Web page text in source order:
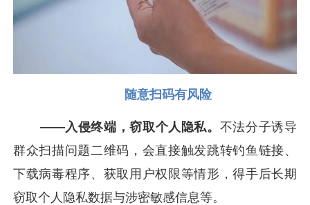
随意扫码有风险
——入侵终端，窃取个人隐私。 不法分子诱导
群众扫描问题二维码，会直接触发跳转钓鱼链接、
下载病毒程序、获取用户权限等情形，得手后长期
窃取个人隐私数据与涉密敏感信息等。